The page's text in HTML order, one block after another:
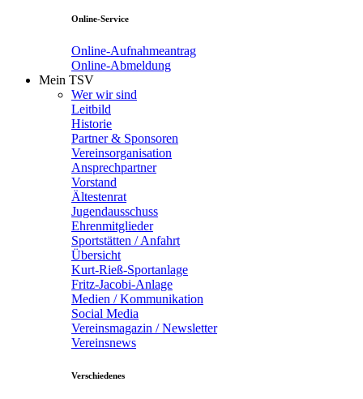
Online-Service
Online-Aufnahmeantrag
Online-Abmeldung
Mein TSV
Wer wir sind
Leitbild
Historie
Partner & Sponsoren
Vereinsorganisation
Ansprechpartner
Vorstand
Ältestenrat
Jugendausschuss
Ehrenmitglieder
Sportstätten / Anfahrt
Übersicht
Kurt-Rieß-Sportanlage
Fritz-Jacobi-Anlage
Medien / Kommunikation
Social Media
Vereinsmagazin / Newsletter
Vereinsnews
Verschiedenes